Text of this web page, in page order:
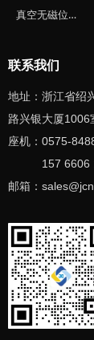
联系我们
地址：浙江省绍
路兴银大厦1006
座机：0575-
157 6606
邮箱：sales
真空无磁位移台